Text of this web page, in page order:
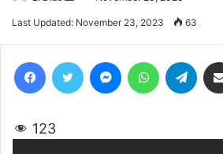
an
Last Updated: November 23, 2023 63
123